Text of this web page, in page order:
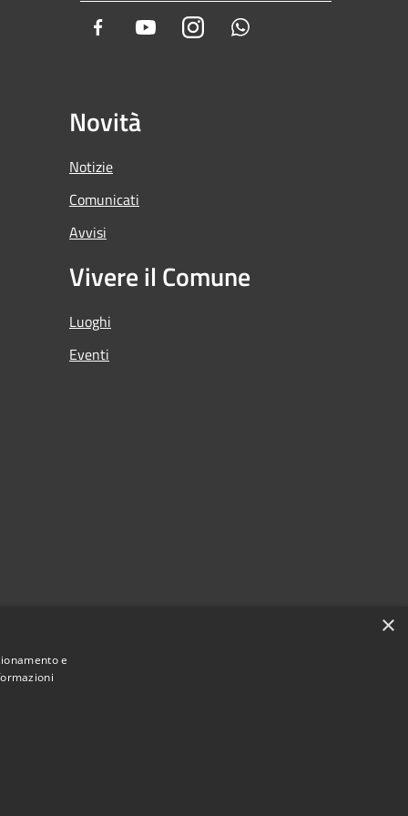
Facebook YoutubeInstagram
Novità
Notizie
Comunicati
Avvisi
Vivere il Comune
Luoghi
Eventi
×
e